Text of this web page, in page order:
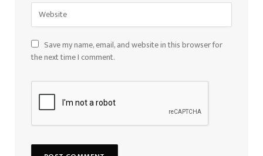
Save my name, email, and website in this browser for
the next time I comment.